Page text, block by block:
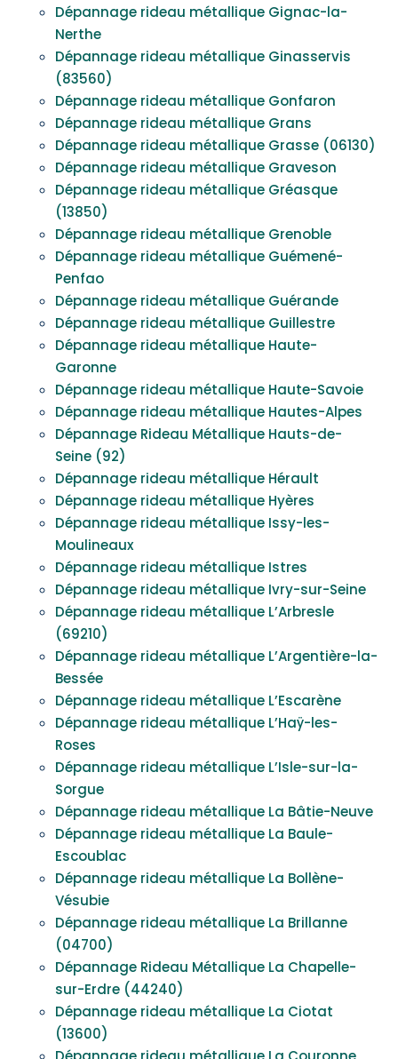
Dépannage rideau métallique Gignac-la-
Nerthe
Dépannage rideau métallique Ginasservis
(83560)
Dépannage rideau métallique Gonfaron
Dépannage rideau métallique Grans
Dépannage rideau métallique Grasse (06130)
Dépannage rideau métallique Graveson
Dépannage rideau métallique Gréasque
(13850)
Dépannage rideau métallique Grenoble
Dépannage rideau métallique Guémené-
Penfao
Dépannage rideau métallique Guérande
Dépannage rideau métallique Guillestre
Dépannage rideau métallique Haute-
Garonne
Dépannage rideau métallique Haute-Savoie
Dépannage rideau métallique Hautes-Alpes
Dépannage Rideau Métallique Hauts-de-
Seine (92)
Dépannage rideau métallique Hérault
Dépannage rideau métallique Hyères
Dépannage rideau métallique Issy-les-
Moulineaux
Dépannage rideau métallique Istres
Dépannage rideau métallique Ivry-sur-Seine
Dépannage rideau métallique L’Arbresle
(69210)
Dépannage rideau métallique L’Argentière-la-
Bessée
Dépannage rideau métallique L’Escarène
Dépannage rideau métallique L’Haÿ-les-
Roses
Dépannage rideau métallique L’Isle-sur-la-
Sorgue
Dépannage rideau métallique La Bâtie-Neuve
Dépannage rideau métallique La Baule-
Escoublac
Dépannage rideau métallique La Bollène-
Vésubie
Dépannage rideau métallique La Brillanne
(04700)
Dépannage Rideau Métallique La Chapelle-
sur-Erdre (44240)
Dépannage rideau métallique La Ciotat
(13600)